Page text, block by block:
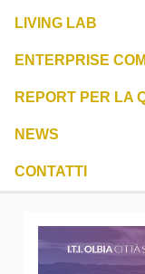
LIVING LAB
ENTERPRISE
REPORT PER LA
NEWS
CONTATTI